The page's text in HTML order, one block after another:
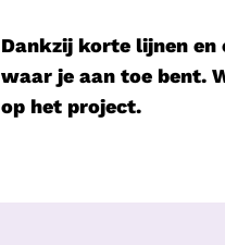
Dankzij korte lijnen en
waar je aan toe bent.
op het project.